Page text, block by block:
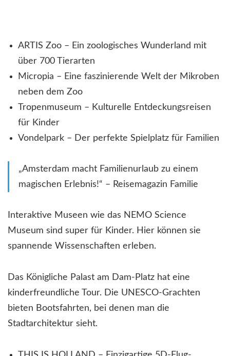
ARTIS Zoo – Ein zoologisches Wunderland mit
über 700 Tierarten
Micropia – Eine faszinierende Welt der Mikroben
neben dem Zoo
Tropenmuseum – Kulturelle Entdeckungsreisen
für Kinder
Vondelpark – Der perfekte Spielplatz für Familien
„Amsterdam macht Familienurlaub zu einem
magischen Erlebnis!“ – Reisemagazin Familie
Interaktive Museen wie das NEMO Science
Museum sind super für Kinder. Hier können sie
spannende Wissenschaften erleben.
Das Königliche Palast am Dam-Platz hat eine
kinderfreundliche Tour. Die UNESCO-Grachten
bieten Bootsfahrten, bei denen man die
Stadtarchitektur sieht.